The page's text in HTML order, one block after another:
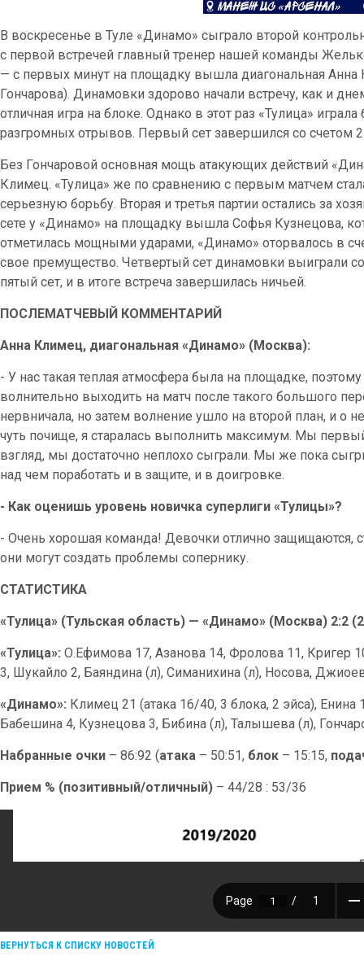
В воскресенье в Туле «Динамо» сыграло второй
с первой встречей главный тренер нашей команды
— с первых минут на площадку вышла диагональная Анна
Гончарова). Динамовки здорово начали встречу, как и
отличная игра на блоке. Однако в этот раз «Тулица»
разгромных отрывов. Первый сет завершился со счетом
Без Гончаровой основная мощь атакующих действий
Климец. «Тулица» же по сравнению с первым матчем
серьезную борьбу. Вторая и третья партии остались за
сете у «Динамо» на площадку вышла Софья Кузнецова,
отметилась мощными ударами, «Динамо» оторвалось в
свое премущество. Четвертый сет динамовки выиграли
пятый сет, и в итоге встреча завершилась ничьей.
ПОСЛЕМАТЧЕВЫЙ КОММЕНТАРИЙ
Анна Климец, диагональная «Динамо» (Москва):
- У нас такая теплая атмосфера была на площадке,
волнительно выходить на матч после такого большого
нервничала, но затем волнение ушло на второй план, и о
чуть почище, я старалась выполнить максимум. Мы
взгляд, мы достаточно неплохо сыграли. Мы же пока
над чем поработать и в защите, и в доигровке.
- Как оценишь уровень новичка суперлиги «Тулицы»?
- Очень хорошая команда! Девочки отлично защищаются,
они могут создать проблемы сопернику.
СТАТИСТИКА
«Тулица» (Тульская область) — «Динамо» (Москва) 2:2
«Тулица»: О.Ефимова 17, Азанова 14, Фролова 11, Кригер
3, Шукайло 2, Баяндина (л), Симанихина (л), Носова,
«Динамо»: Климец 21 (атака 16/40, 3 блока, 2 эйса),
Бабешина 4, Кузнецова 3, Бибина (л), Талышева (л),
Набранные очки – 86:92 (атака – 50:51, блок – 15:15,
Прием % (позитивный/отличный) – 44/28 : 53/36
ВЕРНУТЬСЯ К СПИСКУ НОВОСТЕЙ